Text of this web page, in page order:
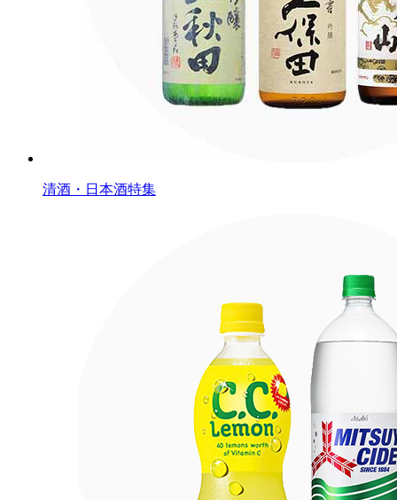
清酒・日本酒特集